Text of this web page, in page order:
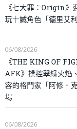
《七大罪：Origin》
玩十誡角色「德里艾利
06/08/2026
《THE KING OF
AFK》操控翠綠火焰
容的格鬥家「阿修．
場
06/08/2026